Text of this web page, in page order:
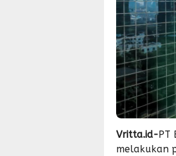
Vritta.id- PT
melakukan